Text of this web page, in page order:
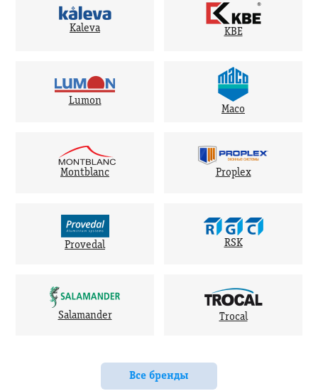
Kaleva KBE
Lumon
Maco
Montblanc Proplex
Provedal RSK
Salamander Trocal
Все бренды